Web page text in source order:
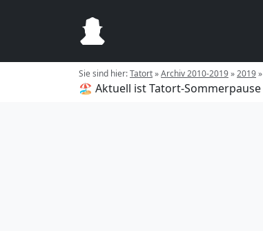
Sie sind hier:Tatort»Archiv 2010-2019»2019»
🏖️ Aktuell ist Tatort-Sommerpause